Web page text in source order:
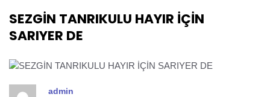
SEZGİN TANRIKULU HAYIR İÇİN
SARIYER DE
admin